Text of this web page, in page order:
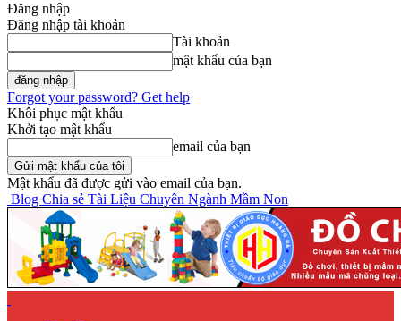
Đăng nhập
Đăng nhập tài khoản
Tài khoản
mật khẩu của bạn
Forgot your password? Get help
Khôi phục mật khẩu
Khởi tạo mật khẩu
email của bạn
Mật khẩu đã được gửi vào email của bạn.
Blog Chia sẻ Tài Liệu Chuyên Ngành Mầm Non